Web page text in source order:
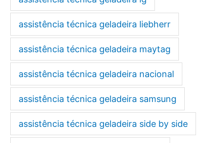
assistência técnica geladeira liebherr
assistência técnica geladeira maytag
assistência técnica geladeira nacional
assistência técnica geladeira samsung
assistência técnica geladeira side by side